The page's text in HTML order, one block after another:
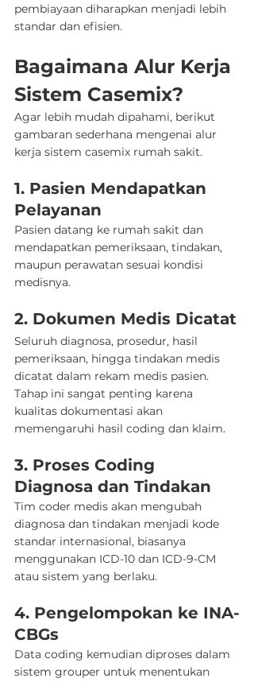
pembiayaan diharapkan menjadi lebih
standar dan efisien.
Bagaimana Alur Kerja
Sistem Casemix?
Agar lebih mudah dipahami, berikut
gambaran sederhana mengenai alur
kerja sistem casemix rumah sakit.
1. Pasien Mendapatkan
Pelayanan
Pasien datang ke rumah sakit dan
mendapatkan pemeriksaan, tindakan,
maupun perawatan sesuai kondisi
medisnya.
2. Dokumen Medis Dicatat
Seluruh diagnosa, prosedur, hasil
pemeriksaan, hingga tindakan medis
dicatat dalam rekam medis pasien.
Tahap ini sangat penting karena
kualitas dokumentasi akan
memengaruhi hasil coding dan klaim.
3. Proses Coding
Diagnosa dan Tindakan
Tim coder medis akan mengubah
diagnosa dan tindakan menjadi kode
standar internasional, biasanya
menggunakan ICD-10 dan ICD-9-CM
atau sistem yang berlaku.
4. Pengelompokan ke INA-
CBGs
Data coding kemudian diproses dalam
sistem grouper untuk menentukan